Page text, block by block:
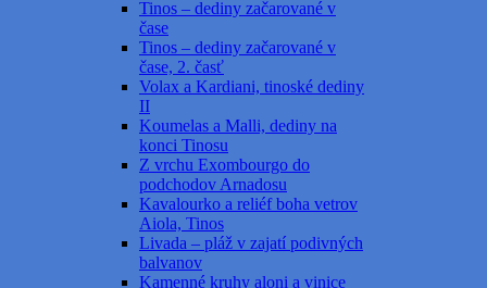
Tinos – dediny začarované v
čase
Tinos – dediny začarované v
čase, 2. časť
Volax a Kardiani, tinoské dediny
II
Koumelas a Malli, dediny na
konci Tinosu
Z vrchu Exombourgo do
podchodov Arnadosu
Kavalourko a reliéf boha vetrov
Aiola, Tinos
Livada – pláž v zajatí podivných
balvanov
Kamenné kruhy aloni a vinice